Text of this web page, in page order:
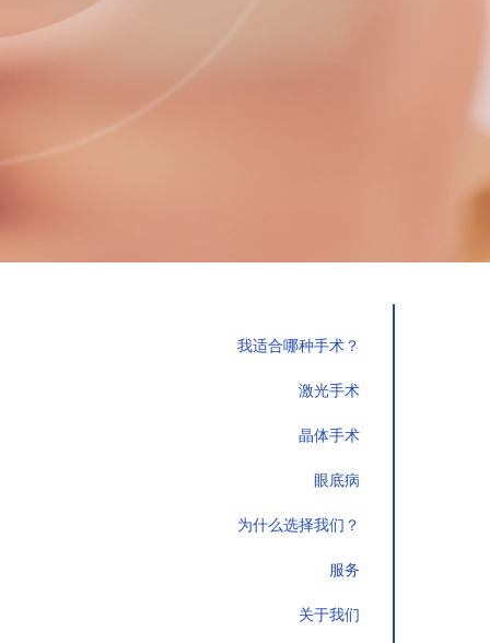
我适合哪种手术？
激光手术
晶体手术
眼底病
为什么选择我们？
服务
关于我们